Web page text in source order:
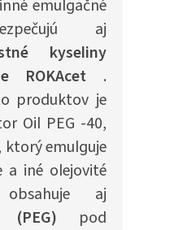
emulgačné
aj
kyseliny
ROKAcet .
produktov je
Oil PEG -40,
ktorý emulguje
a iné olejovité
aj
(PEG) pod